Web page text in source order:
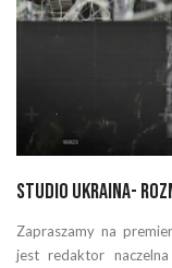
Studio Ukraina-
Zapraszamy na
jest redaktor